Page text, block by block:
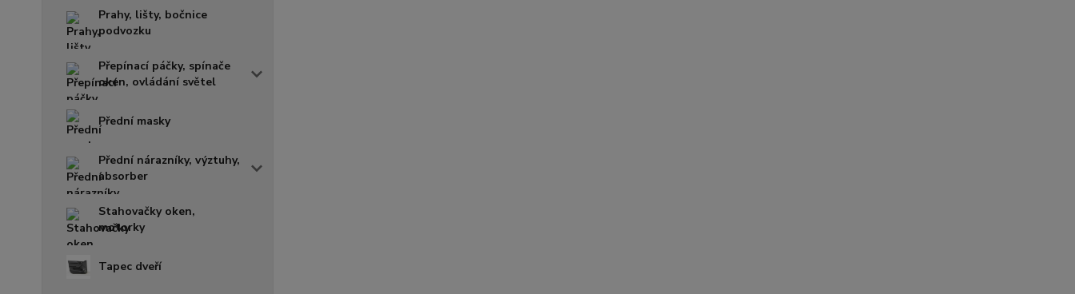
Prahy, lišty, bočnice
podvozku
Přepínací páčky, spínače
oken, ovládání světel
Přední masky
Přední nárazníky, výztuhy,
absorber
Stahovačky oken,
motorky
Tapec dveří